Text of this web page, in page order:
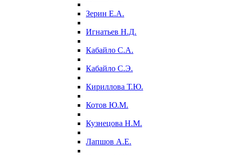
Зерин Е.А.
Игнатьев Н.Д.
Кабайло С.А.
Кабайло С.Э.
Кириллова Т.Ю.
Котов Ю.М.
Кузнецова Н.М.
Лапшов А.Е.